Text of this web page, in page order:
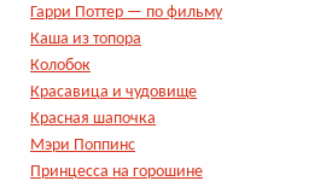
Гарри Поттер — по фильму
Каша из топора
Колобок
Красавица и чудовище
Красная шапочка
Мэри Поппинс
Принцесса на горошине